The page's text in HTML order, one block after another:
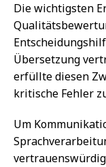
Die wichtigsten
Übersetzung
erfüllte diesen
kritische Fehler
Um